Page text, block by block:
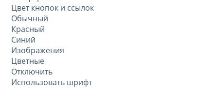
Цвет кнопок и ссылок
Обычный
Красный
Синий
Изображения
Цветные
Отключить
Использовать шрифт